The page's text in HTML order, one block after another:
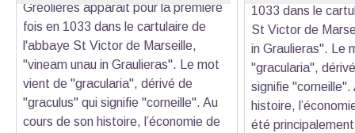
Gréolières apparait pour la première
fois en 1033 dans le cartulaire de
l'abbaye St Victor de Marseille,
"vineam unau in Graulieras". Le mot
vient de "gracularia", dérivé de
"graculus" qui signifie "corneille". Au
cours de son histoire, l’économie de
1033 dans le
St Victor de
in Graulieras". Le
"gracularia",
signifie "corneille".
histoire,
été